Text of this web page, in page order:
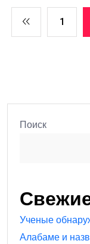
1
Поиск
Ученые
Алабаме и